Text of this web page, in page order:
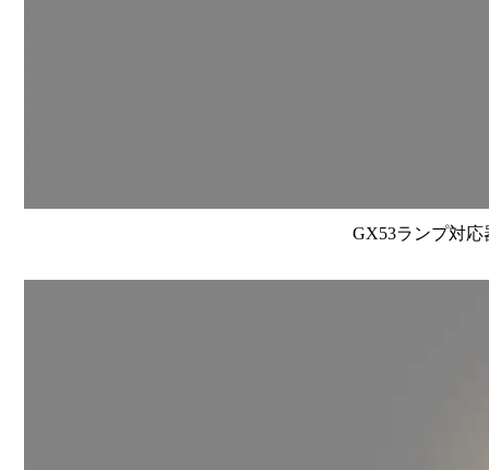
GX53ランプ対